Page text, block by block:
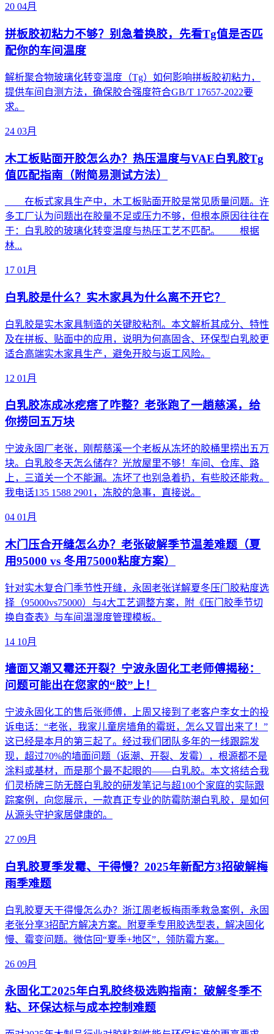
20 04月
拼板胶初粘力不够？别急着换胶，先看Tg值是否匹
配你的车间温度
解析聚合物玻璃化转变温度（Tg）如何影响拼板胶初粘力，
提供车间自测方法，确保胶合强度符合GB/T 17657-2022要
求。
24 03月
木工板贴面开胶怎么办？热压温度与VAE白乳胶Tg
值匹配指南（附简易测试方法）
在板式家具生产中，木工板贴面开胶是常见质量问题。许
多工厂认为问题出在胶量不足或压力不够，但根本原因往往在
于：白乳胶的玻璃化转变温度与热压工艺不匹配。 根据
林...
17 01月
白乳胶是什么？实木家具为什么离不开它？
白乳胶是实木家具制造的关键胶粘剂。本文解析其成分、特性
及在拼板、贴面中的应用，说明为何高固含、环保型白乳胶更
适合高端实木家具生产，避免开胶与返工风险。
12 01月
白乳胶冻成冰疙瘩了咋整？老张跑了一趟慈溪，给
你捞回五万块
宁波永固厂老张，刚帮慈溪一个老板从冻坏的胶桶里捞出五万
块。白乳胶冬天怎么储存？光放屋里不够！车间、仓库、路
上，三道关一个不能漏。冻坏了也别急着扔，有些胶还能救。
我电话135 1588 2901，冻胶的急事，直接说。
04 01月
木门压合开缝怎么办？老张破解季节温差难题（夏
用95000 vs 冬用75000粘度方案）
针对实木复合门季节性开缝，永固老张详解夏冬压门胶粘度选
择（95000vs75000）与4大工艺调整方案，附《压门胶季节切
换自查表》与车间温湿度管理模板。
14 10月
墙面又潮又霉还开裂？宁波永固化工老师傅揭秘：
问题可能出在您家的“胶”上！
宁波永固化工的售后张师傅，上周又接到了老客户李女士的投
诉电话：“老张，我家儿童房墙角的霉斑，怎么又冒出来了！”
这已经是本月的第三起了。经过我们团队多年的一线跟踪发
现，超过70%的墙面问题（返潮、开裂、发霉），根源都不是
涂料或基材，而是那个最不起眼的——白乳胶。本文将结合我
们灵桥牌三防无醛白乳胶的研发笔记与超100个家庭的实际跟
踪案例，向您展示，一款真正专业的防霉防潮白乳胶，是如何
从源头守护家居健康的。
27 09月
白乳胶夏季发霉、干得慢？2025年新配方3招破解梅
雨季难题
白乳胶夏天干得慢怎么办？浙江周老板梅雨季救急案例，永固
老张分享3招配方解决方案。附夏季专用胶选型表，解决固化
慢、霉变问题。微信回“夏季+地区”，领防霉方案。
26 09月
永固化工2025年白乳胶终极选购指南：破解冬季不
粘、环保达标与成本控制难题